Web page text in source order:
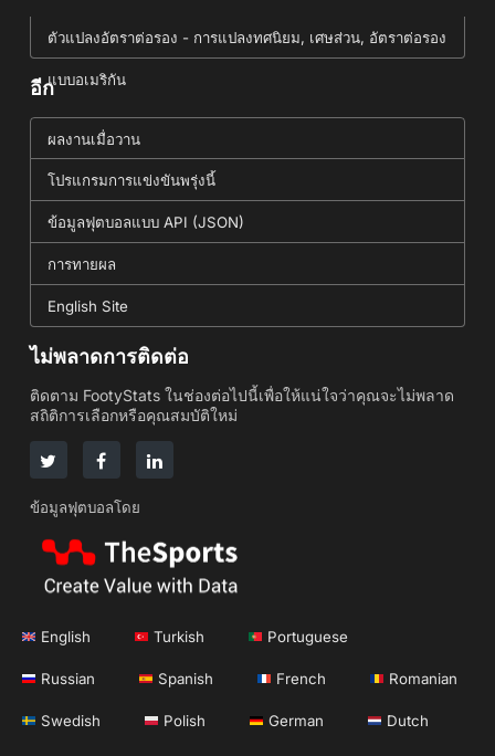
ตัวแปลงอัตราต่อรอง - การแปลงทศนิยม, เศษส่วน, อัตราต่อรอง
แบบอเมริกัน
อีก
ผลงานเมื่อวาน
โปรแกรมการแข่งขันพรุ่งนี้
ข้อมูลฟุตบอลแบบ API (JSON)
การทายผล
English Site
ไม่พลาดการติดต่อ
ติดตาม FootyStats ในช่องต่อไปนี้เพื่อให้แน่ใจว่าคุณจะไม่พลาด
สถิติการเลือกหรือคุณสมบัติใหม่
ข้อมูลฟุตบอลโดย
English Turkish Portuguese
Russian Spanish French Romanian
Swedish Polish German Dutch